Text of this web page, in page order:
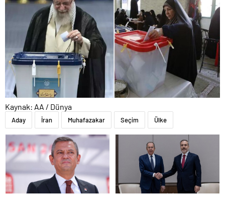
Kaynak: AA / Dünya
Aday İran Muhafazakar Seçim Ülke